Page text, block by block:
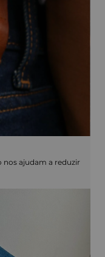
nos ajudam a reduzir